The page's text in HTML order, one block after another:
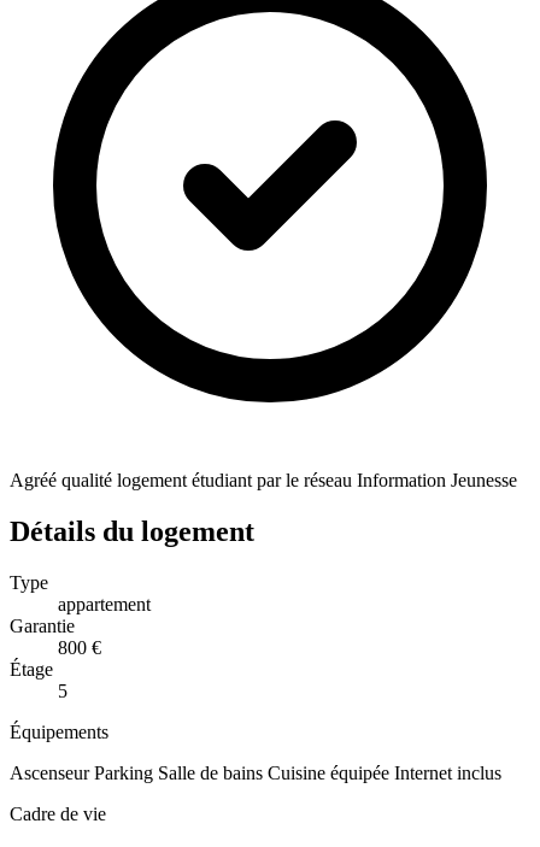
Agréé qualité logement étudiant par le réseau Information Jeunesse
Détails du logement
Type
appartement
Garantie
800 €
Étage
5
Équipements
Ascenseur Parking Salle de bains Cuisine équipée Internet inclus
Cadre de vie